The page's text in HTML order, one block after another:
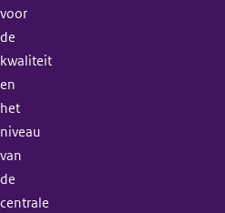
voor
de
kwaliteit
en
het
niveau
van
de
centrale